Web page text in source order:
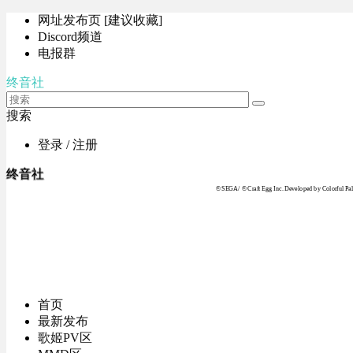
网址发布页 [建议收藏]
Discord频道
电报群
终音社
搜索
登录 / 注册
终音社
© SEGA / © Craft Egg Inc. Developed by Colorful
首页
最新发布
歌姬PV区